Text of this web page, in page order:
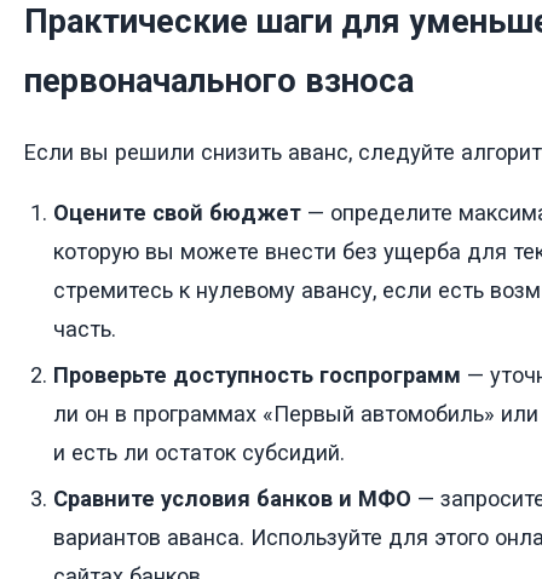
Практические шаги для
первоначального взноса
Если вы решили снизить аванс, следуйте
Оцените свой бюджет — определите
которую вы можете внести без ущерба для
стремитесь к нулевому авансу, если есть
часть.
Проверьте доступность госпрограмм —
ли он в программах «Первый автомобиль»
и есть ли остаток субсидий.
Сравните условия банков и МФО —
вариантов аванса. Используйте для этого